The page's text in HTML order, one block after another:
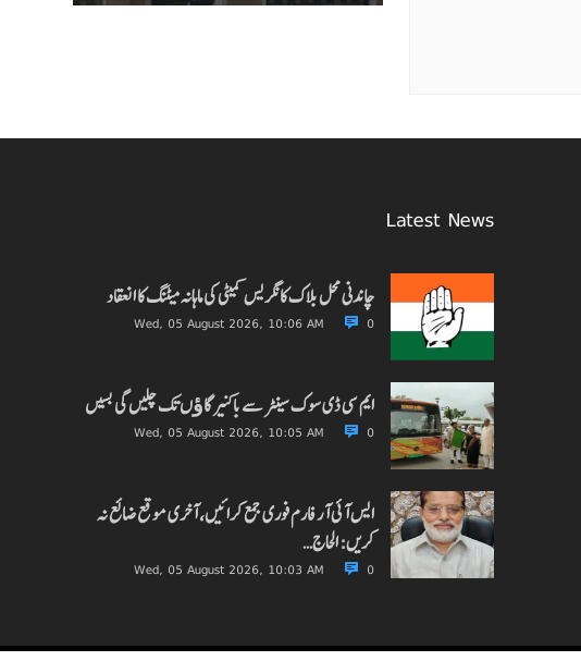
Latest News
چاندنی محل بلاک کانگریس کمیٹی کی ماہانہ میٹنگ کا انعقاد
Wed, 05 August 2026, 10:06 AM 0
ایم سی ڈی سوک سینٹر سے باکنیر گاﺅں تک چلیں گی بسیں
Wed, 05 August 2026, 10:05 AM 0
ایس آئی آر فارم فوری جمع کرائیں، آخری موقع ضائع نہ
کریں: الحاج…
Wed, 05 August 2026, 10:03 AM 0